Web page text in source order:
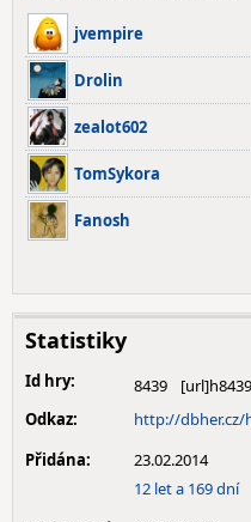
jvempire
Drolin
zealot602
TomSykora
Fanosh
Statistiky
Id hry:
8439
Odkaz:
http://dbher.cz/
Přidána:
23.02.2014
12 let a 169 dní